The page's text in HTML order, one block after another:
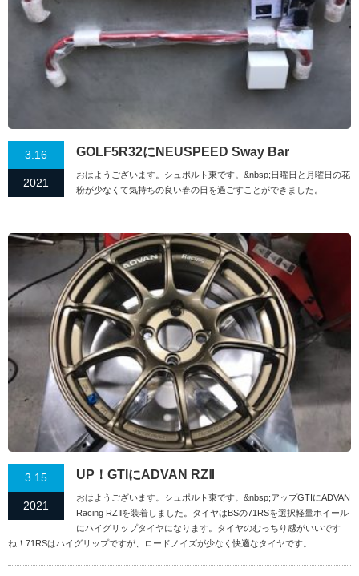
3.16
2021
GOLF5R32にNEUSPEED Sway Bar
おはようございます。シュポルト東です。&nbsp;日曜日と月曜日の花
粉が少なくて気持ちの良い春の日を過ごすことができました。
3.15
2021
UP！GTIにADVAN RZⅡ
おはようございます。シュポルト東です。&nbsp;アップGTIにADVAN
Racing RZⅡを装着しました。タイヤはBSの71RSを選択軽量ホイール
にハイグリップタイヤになります。タイヤのむっちり感がいいです
ね！71RSはハイグリップですが、ロードノイズが少なく快適なタイヤです。